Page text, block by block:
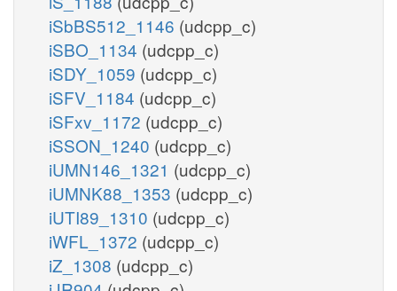
iSbBS512_1146 (udcpp_c)
iSBO_1134 (udcpp_c)
iSDY_1059 (udcpp_c)
iSFV_1184 (udcpp_c)
iSFxv_1172 (udcpp_c)
iSSON_1240 (udcpp_c)
iUMN146_1321 (udcpp_c)
iUMNK88_1353 (udcpp_c)
iUTI89_1310 (udcpp_c)
iWFL_1372 (udcpp_c)
iZ_1308 (udcpp_c)